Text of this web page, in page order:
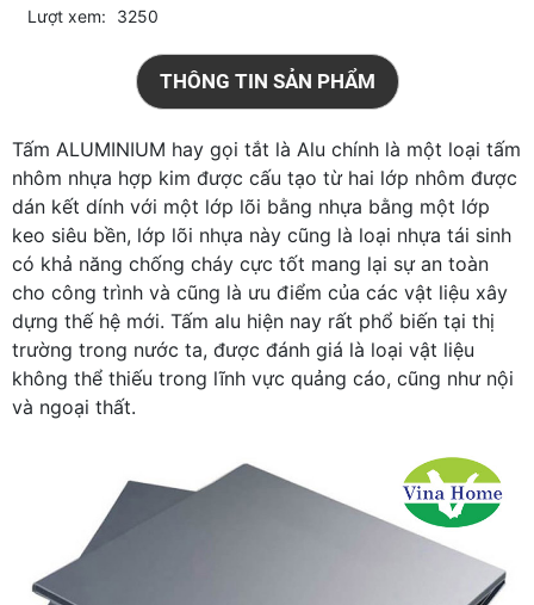
Lượt xem: 3250
THÔNG TIN SẢN PHẨM
Tấm ALUMINIUM hay gọi tắt là Alu chính là một loại tấm
nhôm nhựa hợp kim được cấu tạo từ hai lớp nhôm được
dán kết dính với một lớp lõi bằng nhựa bằng một lớp
keo siêu bền, lớp lõi nhựa này cũng là loại nhựa tái sinh
có khả năng chống cháy cực tốt mang lại sự an toàn
cho công trình và cũng là ưu điểm của các vật liệu xây
dựng thế hệ mới. Tấm alu hiện nay rất phổ biến tại thị
trường trong nước ta, được đánh giá là loại vật liệu
không thể thiếu trong lĩnh vực quảng cáo, cũng như nội
và ngoại thất.